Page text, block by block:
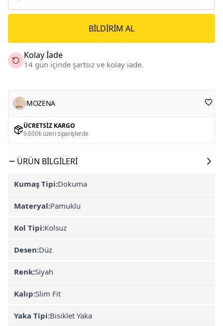
BILDIRIM AL
Kolay İade
14 gün içinde şartsız ve kolay iade.
MOZENA
ÜCRETSIZ KARGO
9.600₺ üzeri siparişlerde
ÜRÜN BILGILERI
Kumaş Tipi:Dokuma
Materyal:Pamuklu
Kol Tipi:Kolsuz
Desen:Düz
Renk:Siyah
Kalıp:Slim Fit
Yaka Tipi:Bisiklet Yaka